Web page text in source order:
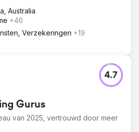
Australia
+46
Verzekeringen +19
Gurus
van 2025, vertrouwd door meer
4.7